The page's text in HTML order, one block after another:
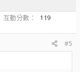
互動分數
119
#5